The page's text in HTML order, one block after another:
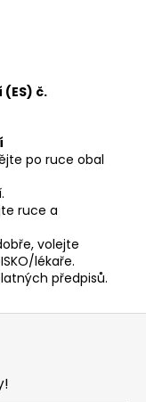
č.
po ruce obal
ruce a
volejte
lékaře.
předpisů.